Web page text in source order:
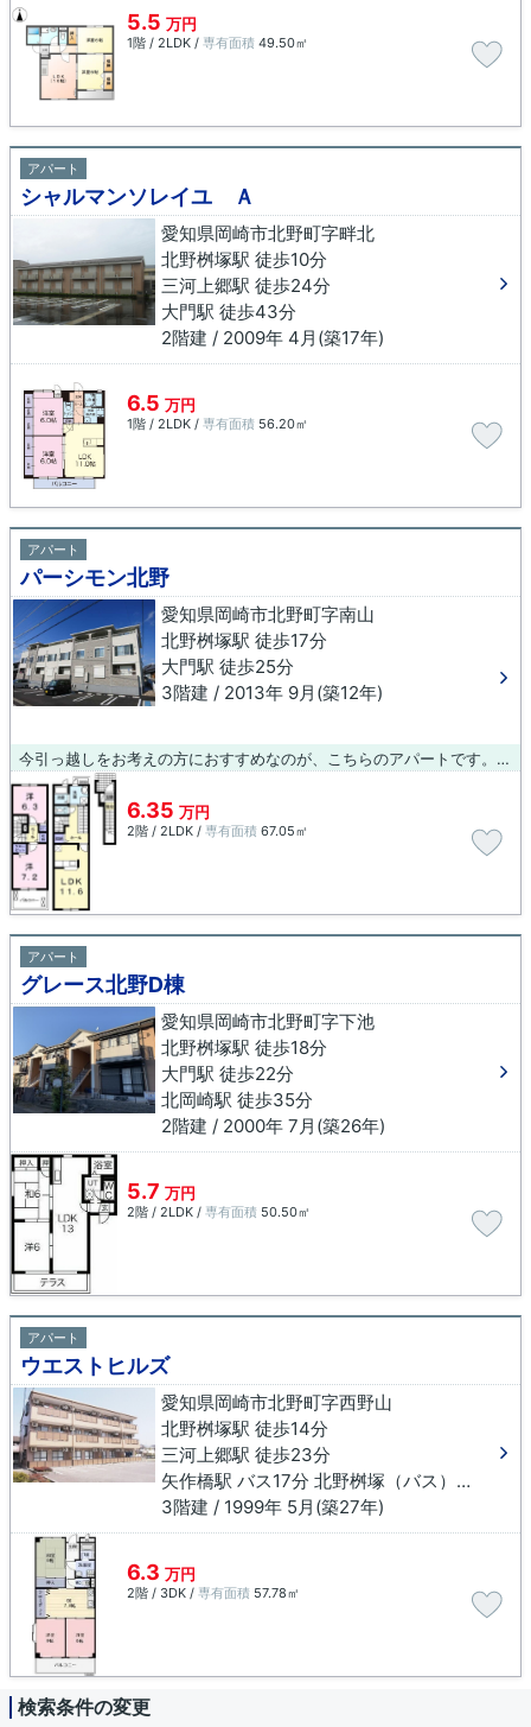
5.5 万円
1階 / 2LDK / 専有面積 49.50㎡
アパート
シャルマンソレイユ Ａ
愛知県岡崎市北野町字畔北
北野桝塚駅 徒歩10分
三河上郷駅 徒歩24分
大門駅 徒歩43分
2階建 / 2009年 4月(築17年)
6.5 万円
1階 / 2LDK / 専有面積 56.20㎡
アパート
パーシモン北野
愛知県岡崎市北野町字南山
北野桝塚駅 徒歩17分
大門駅 徒歩25分
3階建 / 2013年 9月(築12年)
今引っ越しをお考えの方におすすめなのが、こちらのアパートです。ブルーボックス 岡崎支店では、北野桝塚周辺の不動産情報を取り扱っております。アクセス良好で快適な生活をご提供いたします。
6.35 万円
2階 / 2LDK / 専有面積 67.05㎡
アパート
グレース北野D棟
愛知県岡崎市北野町字下池
北野桝塚駅 徒歩18分
大門駅 徒歩22分
北岡崎駅 徒歩35分
2階建 / 2000年 7月(築26年)
5.7 万円
2階 / 2LDK / 専有面積 50.50㎡
アパート
ウエストヒルズ
愛知県岡崎市北野町字西野山
北野桝塚駅 徒歩14分
三河上郷駅 徒歩23分
矢作橋駅 バス17分 北野桝塚（バス）下車 徒歩12分
3階建 / 1999年 5月(築27年)
6.3 万円
2階 / 3DK / 専有面積 57.78㎡
検索条件の変更